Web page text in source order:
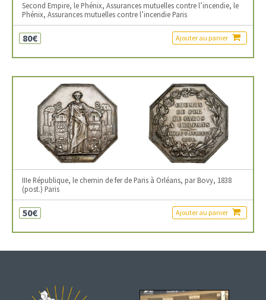
Second Empire, le Phénix, Assurances mutuelles contre l’incendie, le
Phénix, Assurances mutuelles contre l’incendie Paris
80€ Ajouter au panier
IIIe République, le chemin de fer de Paris à Orléans, par Bovy, 1838
(post.) Paris
50€ Ajouter au panier